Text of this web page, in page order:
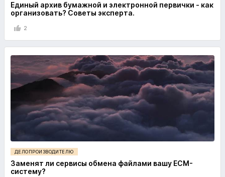
Единый архив бумажной и электронной первички - как
организовать? Советы эксперта.
2
ДЕЛОПРОИЗВОДИТЕЛЮ
Заменят ли сервисы обмена файлами вашу ECM-
систему?